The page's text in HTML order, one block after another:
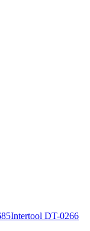
Intertool DT-0266